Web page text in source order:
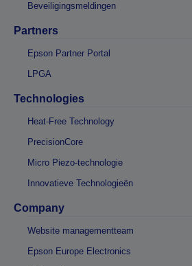
Beveiligingsmeldingen
Partners
Epson Partner Portal
LPGA
Technologies
Heat-Free Technology
PrecisionCore
Micro Piezo-technologie
Innovatieve Technologieën
Company
Website managementteam
Epson Europe Electronics